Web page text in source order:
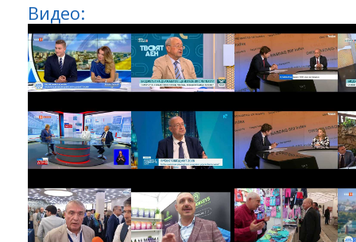
Видео: